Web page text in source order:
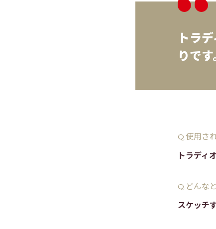
トラ
りです
Q.使用さ
トラディオ
Q.どんな
スケッチ